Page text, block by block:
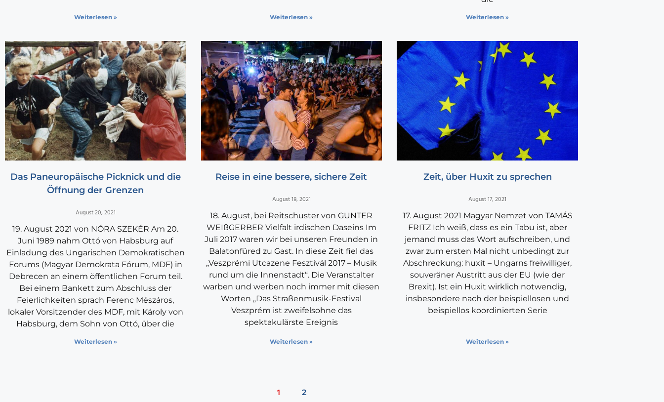
Weiterlesen » Weiterlesen » Weiterlesen »
Das Paneuropäische Picknick und die
Öffnung der Grenzen
August 20, 2021
19. August 2021 von NÓRA SZEKÉR Am 20.
Juni 1989 nahm Ottó von Habsburg auf
Einladung des Ungarischen Demokratischen
Forums (Magyar Demokrata Fórum, MDF) in
Debrecen an einem öffentlichen Forum teil.
Bei einem Bankett zum Abschluss der
Feierlichkeiten sprach Ferenc Mészáros,
lokaler Vorsitzender des MDF, mit Károly von
Habsburg, dem Sohn von Ottó, über die
Weiterlesen »
Reise in eine bessere, sichere Zeit
August 18, 2021
18. August, bei Reitschuster von GUNTER
WEIßGERBER Vielfalt irdischen Daseins Im
Juli 2017 waren wir bei unseren Freunden in
Balatonfüred zu Gast. In diese Zeit fiel das
„Veszprémi Utcazene Fesztivál 2017 – Musik
rund um die Innenstadt“. Die Veranstalter
warben und werben noch immer mit diesen
Worten „Das Straßenmusik-Festival
Veszprém ist zweifelsohne das
spektakulärste Ereignis
Weiterlesen »
Zeit, über Huxit zu sprechen
August 17, 2021
17. August 2021 Magyar Nemzet von TAMÁS
FRITZ Ich weiß, dass es ein Tabu ist, aber
jemand muss das Wort aufschreiben, und
zwar zum ersten Mal nicht unbedingt zur
Abschreckung: huxit – Ungarns freiwilliger,
souveräner Austritt aus der EU (wie der
Brexit). Ist ein Huxit wirklich notwendig,
insbesondere nach der beispiellosen und
beispiellos koordinierten Serie
Weiterlesen »
1 2